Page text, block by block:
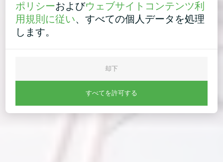
ポリシーおよびウェブサイトコンテンツ利
用規則に従い、すべての個人データを処理
します。
却下
すべてを許可する